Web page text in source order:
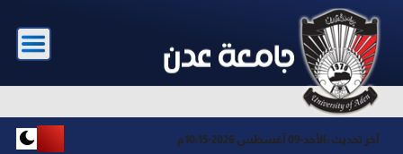
آخر تحديث : الأحد-09 أغسطس 2026-10:15م